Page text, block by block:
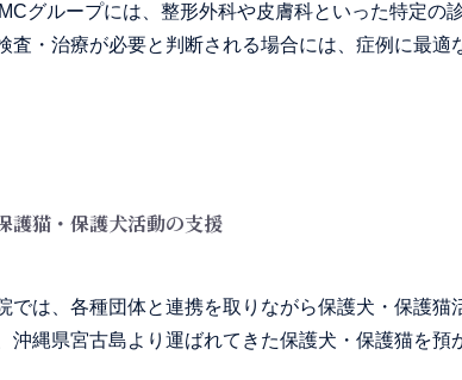
グループには、整形外科や皮膚科といった特定の
査・治療が必要と判断される場合には、症例に最適
護猫・保護犬活動の支援
では、各種団体と連携を取りながら保護犬・保護
沖縄県宮古島より運ばれてきた保護犬・保護猫を預